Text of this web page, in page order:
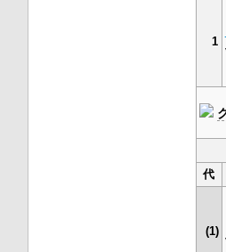
1
代
(1)